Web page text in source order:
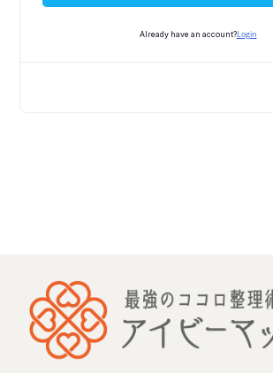
Already have an account?Login